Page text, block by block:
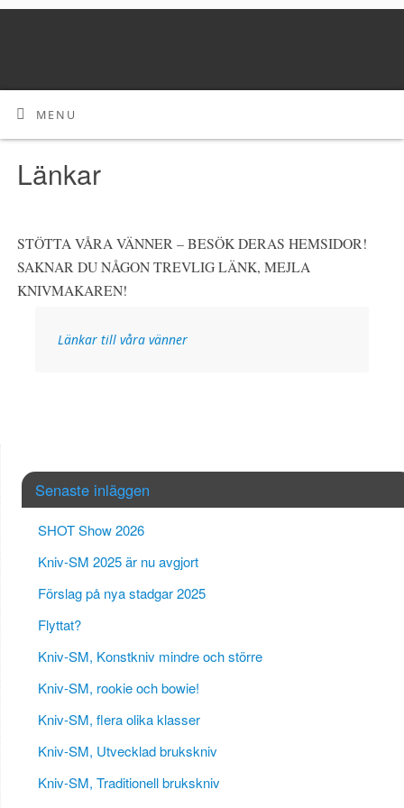
MENU
Länkar
STÖTTA VÅRA VÄNNER – BESÖK DERAS HEMSIDOR!
SAKNAR DU NÅGON TREVLIG LÄNK, MEJLA
KNIVMAKAREN!
Länkar till våra vänner
Senaste inläggen
SHOT Show 2026
Kniv-SM 2025 är nu avgjort
Förslag på nya stadgar 2025
Flyttat?
Kniv-SM, Konstkniv mindre och större
Kniv-SM, rookie och bowie!
Kniv-SM, flera olika klasser
Kniv-SM, Utvecklad brukskniv
Kniv-SM, Traditionell brukskniv